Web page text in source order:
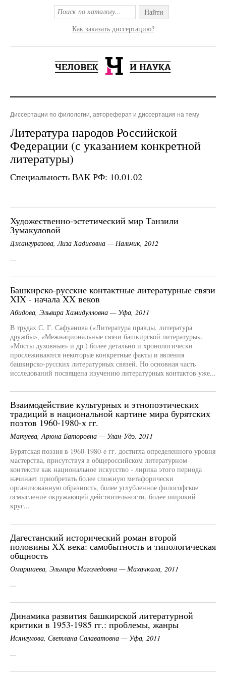
Найти
Как заказать диссертацию?
Диссертации по филологии, автореферат и диссертация на тему
Литература народов Российской
Федерации (с указанием конкретной
литературы)
Специальность ВАК РФ: 10.01.02
Художественно-эстетический мир Танзили
Зумакуловой
Джангуразова, Лиза Хадисовна — Нальчик, 2012
...
Башкирско-русские контактные литературные связи
XIX - начала XX веков
Абидова, Эльвира Хамидулловна — Уфа, 2011
В трудах С. Г. Сафуанова («Литература правды, литература
дружбы», «Межнациональные связи башкирской литературы»,
«Мосты духовные» и др.) более детально и хронологически
прослеживаются некоторые конкретные факты и явления
башкирско-русских литературных связей. Но основная часть
исследований посвящена изучению литературных контактов уже...
Взаимодействие культурных и этнопоэтических
традиций в национальной картине мира бурятских
поэтов 1960-1980-х гг.
Матуева, Арюна Баторовна — Улан-Удэ, 2011
Бурятская поэзия в 1960-1980-е гг. достигла определенного уровня
мастерства, присутствуя в общероссийском литературном
контексте как национальное искусство - лирика этого периода
начинает приобретать более сложную метафорически
организованную образность, более углубленное философское
осмысление окружающей действительности, более широкий
круг...
Дагестанский исторический роман второй
половины ХХ века: самобытность и типологическая
общность
Омаршаева, Эльмира Магомедовна — Махачкала, 2011
...
Динамика развития башкирской литературной
критики в 1953-1985 гг.: проблемы, жанры
Исянгулова, Светлана Салаватовна — Уфа, 2011
...